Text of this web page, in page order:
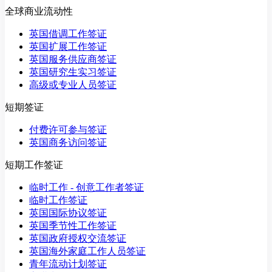
全球商业流动性
英国借调工作签证
英国扩展工作签证
英国服务供应商签证
英国研究生实习签证
高级或专业人员签证
短期签证
付费许可参与签证
英国商务访问签证
短期工作签证
临时工作 - 创意工作者签证
临时工作签证
英国国际协议签证
英国季节性工作签证
英国政府授权交流签证
英国海外家庭工作人员签证
青年流动计划签证